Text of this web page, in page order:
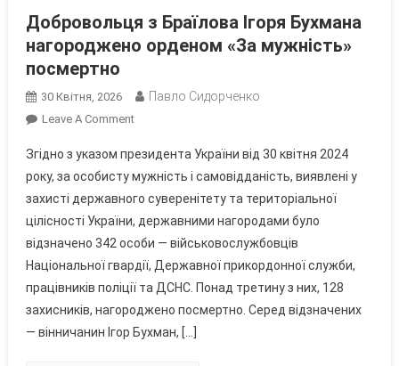
Добровольця з Браїлова Ігоря Бухмана
нагороджено орденом «За мужність»
посмертно
30 Квітня, 2026 Павло Сидорченко
Leave A CommentOn
З
Браїлова
Ігоря
Бухмана
Нагороджено
Орденом
«За
Посмертно
Згідно з указом президента України від 30 квітня 2024
року, за особисту мужність і самовідданість, виявлені у
захисті державного суверенітету та територіальної
цілісності України, державними нагородами було
відзначено 342 особи — військовослужбовців
Національної гвардії, Державної прикордонної служби,
працівників поліції та ДСНС. Понад третину з них, 128
захисників, нагороджено посмертно. Серед відзначених
— вінничанин Ігор Бухман, […]